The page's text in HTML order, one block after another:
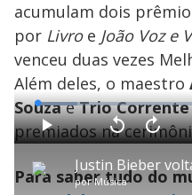
acumulam dois
por Livro e João Voz e
venceu duas vezes
Além deles, o maestro
SouzaeTrio Corrente
premiados na
porMúsica
P V
l
t
a
r
A
n
ç
a
L
o
a
d
e
4
.
Para saber tudo do